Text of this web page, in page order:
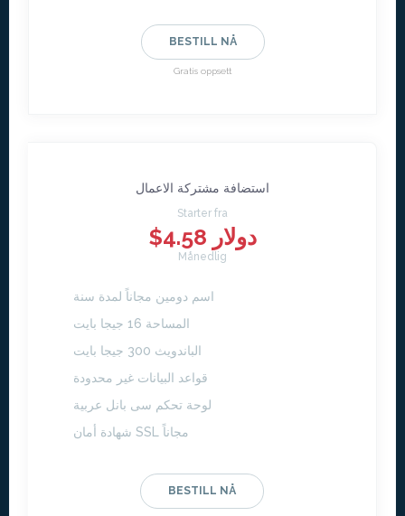
BESTILL NÅ
Gratis oppsett
استضافة مشتركة الاعمال
Starter fra
$4.58 دولار
Månedlig
اسم دومين مجاناً لمدة سنة
المساحة 16 جيجا بايت
الباندويث 300 جيجا بايت
قواعد البيانات غير محدودة
لوحة تحكم سى بانل عربية
شهادة أمان SSL مجاناً
BESTILL NÅ